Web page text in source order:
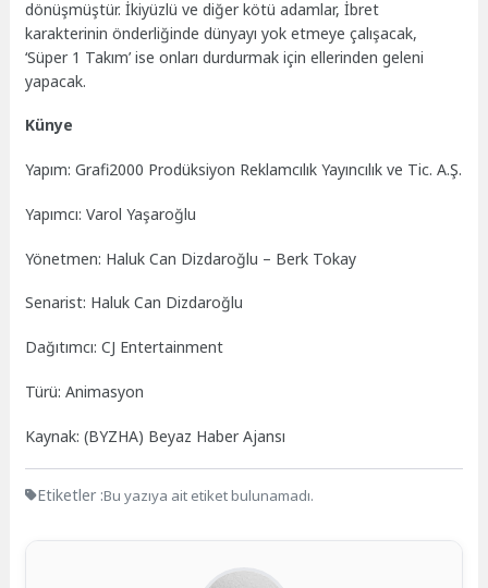
dönüşmüştür. İkiyüzlü ve diğer kötü adamlar, İbret
karakterinin önderliğinde dünyayı yok etmeye çalışacak,
‘Süper 1 Takım’ ise onları durdurmak için ellerinden geleni
yapacak.
Künye
Yapım: Grafi2000 Prodüksiyon Reklamcılık Yayıncılık ve Tic. A.Ş.
Yapımcı: Varol Yaşaroğlu
Yönetmen: Haluk Can Dizdaroğlu – Berk Tokay
Senarist: Haluk Can Dizdaroğlu
Dağıtımcı: CJ Entertainment
Türü: Animasyon
Kaynak: (BYZHA) Beyaz Haber Ajansı
Etiketler :Bu yazıya ait etiket bulunamadı.